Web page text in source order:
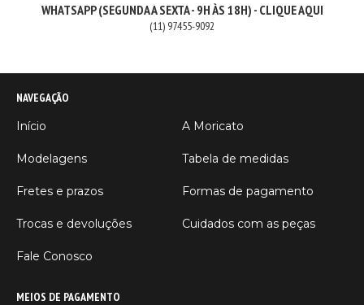
WHATSAPP (SEGUNDA A SEXTA - 9H ÀS 18H) - CLIQUE AQUI
(11) 97455-9092
NAVEGAÇÃO
Início
A Moricato
Modelagens Tabela de medidas
Fretes e prazos Formas de pagamento
Trocas e devoluções Cuidados com as peças
Fale Conosco
MEIOS DE PAGAMENTO